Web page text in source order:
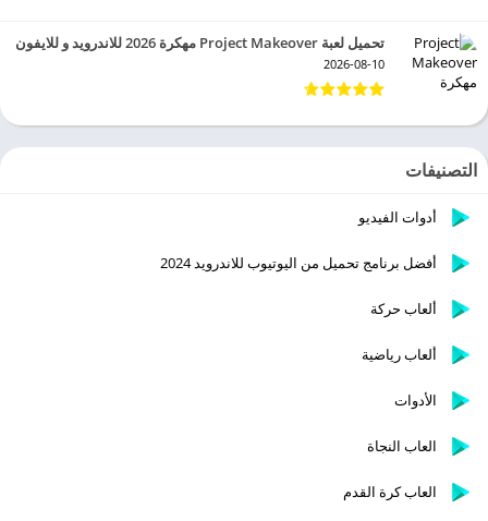
تحميل لعبة Project Makeover مهكرة 2026 للاندرويد و للايفون
2026-08-10
التصنيفات
أدوات الفيديو
أفضل برنامج تحميل من اليوتيوب للاندرويد 2024
ألعاب حركة
ألعاب رياضية
الأدوات
العاب النجاة
العاب كرة القدم